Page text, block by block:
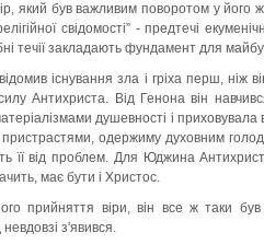
який був важливим поворотом у його
свідомості” - предтечі
течії закладають фундамент для
існування зла і гріха перш, ніж
Антихриста. Від Генона він
душевності і приховувала
одержиму духовним
її від проблем. Для Юджина
має бути і Христос.
прийняття віри, він все ж таки
з'явився.